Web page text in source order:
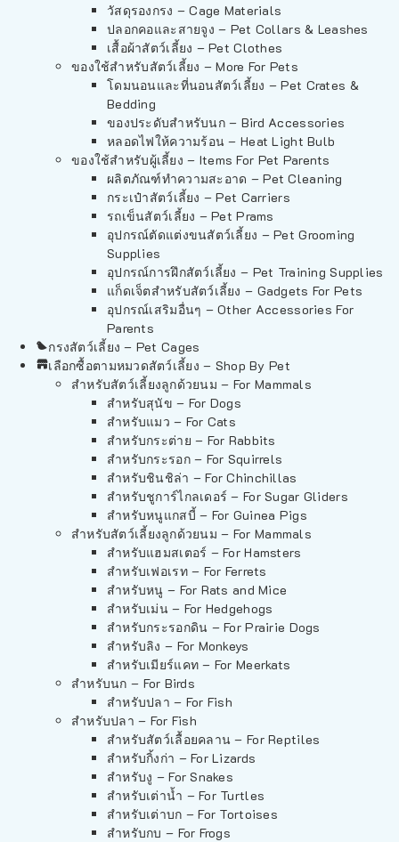
วัสดุรองกรง – Cage Materials
ปลอกคอและสายจูง – Pet Collars & Leashes
เสื้อผ้าสัตว์เลี้ยง – Pet Clothes
ของใช้สำหรับสัตว์เลี้ยง – More For Pets
โดมนอนและที่นอนสัตว์เลี้ยง – Pet Crates &
Bedding
ของประดับสำหรับนก – Bird Accessories
หลอดไฟให้ความร้อน – Heat Light Bulb
ของใช้สำหรับผู้เลี้ยง – Items For Pet Parents
ผลิตภัณฑ์ทำความสะอาด – Pet Cleaning
กระเป๋าสัตว์เลี้ยง – Pet Carriers
รถเข็นสัตว์เลี้ยง – Pet Prams
อุปกรณ์ตัดแต่งขนสัตว์เลี้ยง – Pet Grooming
Supplies
อุปกรณ์การฝึกสัตว์เลี้ยง – Pet Training Supplies
แก็ดเจ็ตสำหรับสัตว์เลี้ยง – Gadgets For Pets
อุปกรณ์เสริมอื่นๆ – Other Accessories For
Parents
กรงสัตว์เลี้ยง – Pet Cages
เลือกซื้อตามหมวดสัตว์เลี้ยง – Shop By Pet
สำหรับสัตว์เลี้ยงลูกด้วยนม – For Mammals
สำหรับสุนัข – For Dogs
สำหรับแมว – For Cats
สำหรับกระต่าย – For Rabbits
สำหรับกระรอก – For Squirrels
สำหรับชินชิล่า – For Chinchillas
สำหรับชูการ์ไกลเดอร์ – For Sugar Gliders
สำหรับหนูแกสบี้ – For Guinea Pigs
สำหรับสัตว์เลี้ยงลูกด้วยนม – For Mammals
สำหรับแฮมสเตอร์ – For Hamsters
สำหรับเฟอเรท – For Ferrets
สำหรับหนู – For Rats and Mice
สำหรับเม่น – For Hedgehogs
สำหรับกระรอกดิน – For Prairie Dogs
สำหรับลิง – For Monkeys
สำหรับเมียร์แคท – For Meerkats
สำหรับนก – For Birds
สำหรับปลา – For Fish
สำหรับปลา – For Fish
สำหรับสัตว์เลื้อยคลาน – For Reptiles
สำหรับกิ้งก่า – For Lizards
สำหรับงู – For Snakes
สำหรับเต่าน้ำ – For Turtles
สำหรับเต่าบก – For Tortoises
สำหรับกบ – For Frogs